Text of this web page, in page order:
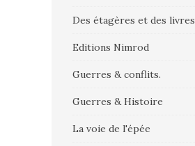
Des étagères et des livres
Editions Nimrod
Guerres & conflits.
Guerres & Histoire
La voie de l'épée